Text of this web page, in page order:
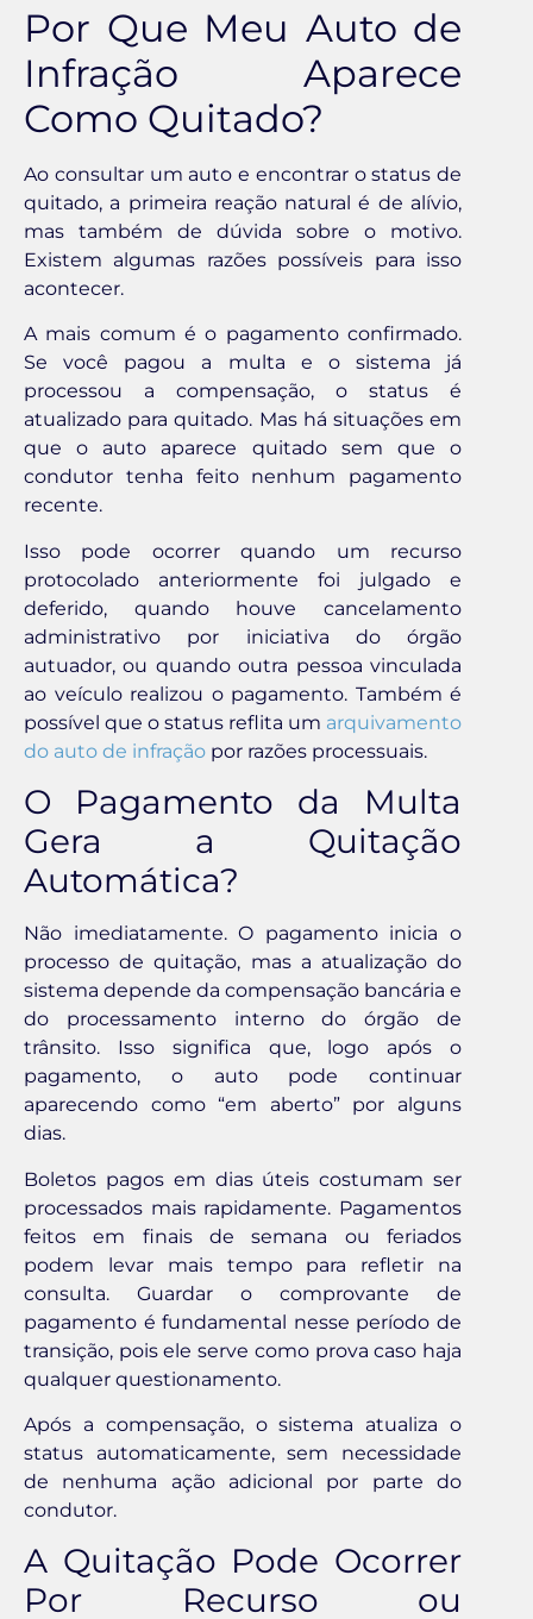
Por Que Meu Auto de
Infração Aparece
Como Quitado?
Ao consultar um auto e encontrar o status de
quitado, a primeira reação natural é de alívio,
mas também de dúvida sobre o motivo.
Existem algumas razões possíveis para isso
acontecer.
A mais comum é o pagamento confirmado.
Se você pagou a multa e o sistema já
processou a compensação, o status é
atualizado para quitado. Mas há situações em
que o auto aparece quitado sem que o
condutor tenha feito nenhum pagamento
recente.
Isso pode ocorrer quando um recurso
protocolado anteriormente foi julgado e
deferido, quando houve cancelamento
administrativo por iniciativa do órgão
autuador, ou quando outra pessoa vinculada
ao veículo realizou o pagamento. Também é
possível que o status reflita um arquivamento
do auto de infração por razões processuais.
O Pagamento da Multa
Gera a Quitação
Automática?
Não imediatamente. O pagamento inicia o
processo de quitação, mas a atualização do
sistema depende da compensação bancária e
do processamento interno do órgão de
trânsito. Isso significa que, logo após o
pagamento, o auto pode continuar
aparecendo como “em aberto” por alguns
dias.
Boletos pagos em dias úteis costumam ser
processados mais rapidamente. Pagamentos
feitos em finais de semana ou feriados
podem levar mais tempo para refletir na
consulta. Guardar o comprovante de
pagamento é fundamental nesse período de
transição, pois ele serve como prova caso haja
qualquer questionamento.
Após a compensação, o sistema atualiza o
status automaticamente, sem necessidade
de nenhuma ação adicional por parte do
condutor.
A Quitação Pode Ocorrer
Por Recurso ou